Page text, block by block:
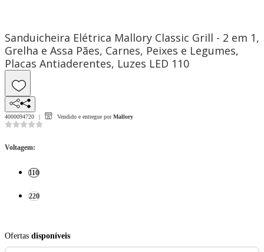
Sanduicheira Elétrica Mallory Classic Grill - 2 em 1,
Grelha e Assa Pães, Carnes, Peixes e Legumes,
Placas Antiaderentes, Luzes LED 110
4000094720 Vendido e entregue por Mallory
Voltagem:
110
220
Ofertas disponíveis